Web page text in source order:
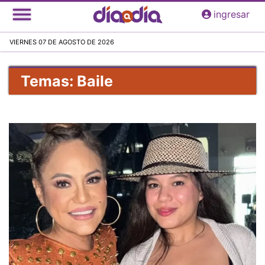
Pasar
al
principal
ingresar
VIERNES 07 DE AGOSTO DE 2026
Temas: Baile